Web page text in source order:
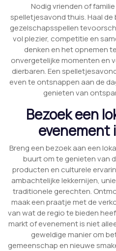
Nodig vrienden of
spelletjesavond thuis. Haal
gezelschapsspellen
vol plezier, competitie en
denken en het opnemen
onvergetelijke momenten en
dierbaren. Een
even te ontsnappen aan de
genieten van
Bezoek een
evenement
Breng een bezoek aan een
buurt om te genieten van
producten en culturele
ambachtelijke lekkernijen,
traditionele gerechten.
maak een praatje met de
van wat de regio te bieden
markt of evenement is niet
geweldige manier om
gemeenschap en nieuwe